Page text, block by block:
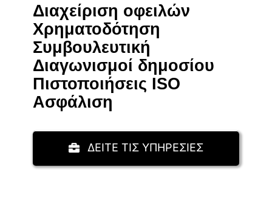
Διαχείριση οφειλών
Χρηματοδότηση
Συμβουλευτική
Διαγωνισμοί δημοσίου
Πιστοποιήσεις ISO
Aσφάλιση
ΔΕΙΤΕ ΤΙΣ ΥΠΗΡΕΣΙΕΣ